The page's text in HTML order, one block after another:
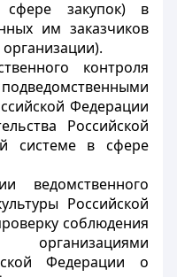
сфере закупок) в
им заказчиков
контроля
Федерации
Российской
системе в сфере
ведомственного
Российской
соблюдения
Федерации о